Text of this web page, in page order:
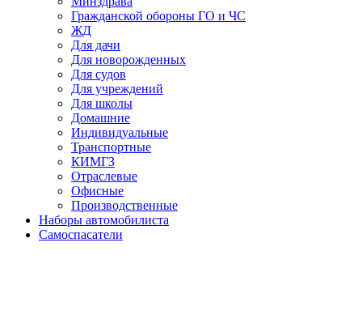
Гражданской обороны ГО и ЧС
ЖД
Для дачи
Для новорожденных
Для судов
Для учреждений
Для школы
Домашние
Индивидуальные
Транспортные
КИМГЗ
Отраслевые
Офисные
Производственные
Наборы автомобилиста
Самоспасатели